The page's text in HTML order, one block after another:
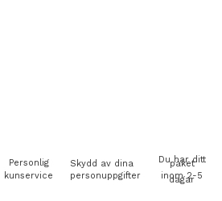
Personlig
kunservice
Skydd av dina
personuppgifter
Du har ditt
paket
inom 2-5
dagar